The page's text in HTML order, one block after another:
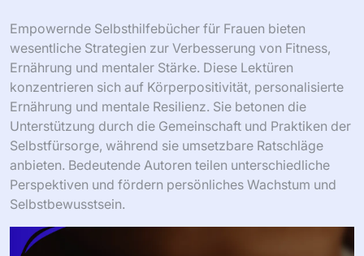
Empowernde Selbsthilfebücher für Frauen bieten
wesentliche Strategien zur Verbesserung von Fitness,
Ernährung und mentaler Stärke. Diese Lektüren
konzentrieren sich auf Körperpositivität, personalisierte
Ernährung und mentale Resilienz. Sie betonen die
Unterstützung durch die Gemeinschaft und Praktiken der
Selbstfürsorge, während sie umsetzbare Ratschläge
anbieten. Bedeutende Autoren teilen unterschiedliche
Perspektiven und fördern persönliches Wachstum und
Selbstbewusstsein.